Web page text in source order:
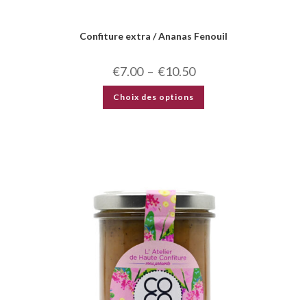
Confiture extra / Ananas Fenouil
€7.00 – €10.50
Choix des options